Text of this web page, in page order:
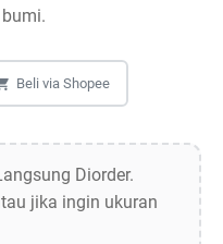
Beli via Shopee
Diorder.
jika ingin ukuran